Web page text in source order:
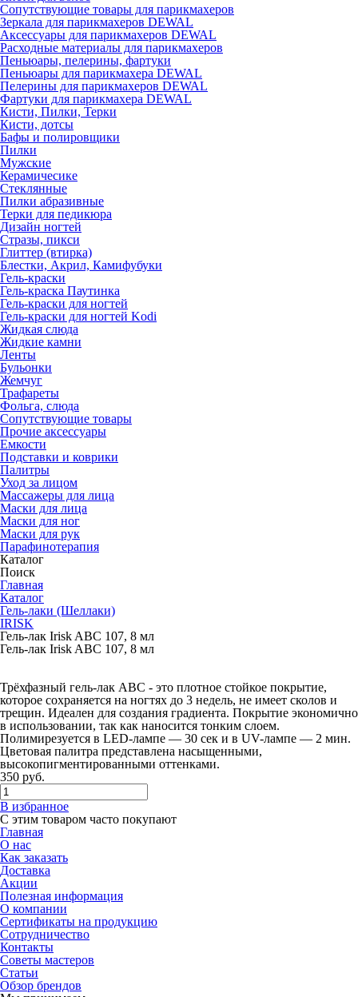
Сопутствующие товары для парикмахеров
Зеркала для парикмахеров DEWAL
Аксессуары для парикмахеров DEWAL
Расходные материалы для парикмахеров
Пеньюары, пелерины, фартуки
Пеньюары для парикмахера DEWAL
Пелерины для парикмахеров DEWAL
Фартуки для парикмахера DEWAL
Кисти, Пилки, Терки
Кисти, дотсы
Бафы и полировщики
Пилки
Мужские
Керамичесике
Стеклянные
Пилки абразивные
Терки для педикюра
Дизайн ногтей
Стразы, пикси
Глиттер (втирка)
Блестки, Акрил, Камифубуки
Гель-краски
Гель-краска Паутинка
Гель-краски для ногтей
Гель-краски для ногтей Kodi
Жидкая слюда
Жидкие камни
Ленты
Бульонки
Жемчуг
Трафареты
Фольга, слюда
Сопутствующие товары
Прочие аксессуары
Емкости
Подставки и коврики
Палитры
Уход за лицом
Массажеры для лица
Маски для лица
Маски для ног
Маски для рук
Парафино­терапия
Каталог
Поиск
Главная
Каталог
Гель-лаки (Шеллаки)
IRISK
Гель-лак Irisk ABC 107, 8 мл
Гель-лак Irisk ABC 107, 8 мл
Трёхфазный гель-лак ABC - это плотное стойкое покрытие,
которое сохраняется на ногтях до 3 недель, не имеет сколов и
трещин. Идеален для создания градиента. Покрытие экономично
в использовании, так как наносится тонким слоем.
Полимирезуется в LED-лампе — 30 сек и в UV-лампе — 2 мин.
Цветовая палитра представлена насыщенными,
высокопигментированными оттенками.
350 руб.
В избранное
С этим товаром часто покупают
Главная
О нас
Как заказать
Доставка
Акции
Полезная информация
О компании
Сертификаты на продукцию
Сотрудничество
Контакты
Советы мастеров
Статьи
Обзор брендов